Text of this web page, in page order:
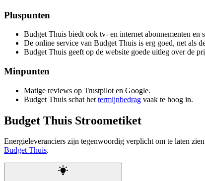
Pluspunten
Budget Thuis biedt ook tv- en internet abonnementen
De online service van Budget Thuis is erg goed, net als
Budget Thuis geeft op de website goede uitleg over de
Minpunten
Matige reviews op Trustpilot en Google.
Budget Thuis schat het termijnbedrag vaak te hoog in.
Budget Thuis Stroometiket
Energieleveranciers zijn tegenwoordig verplicht om te laten
Budget Thuis.